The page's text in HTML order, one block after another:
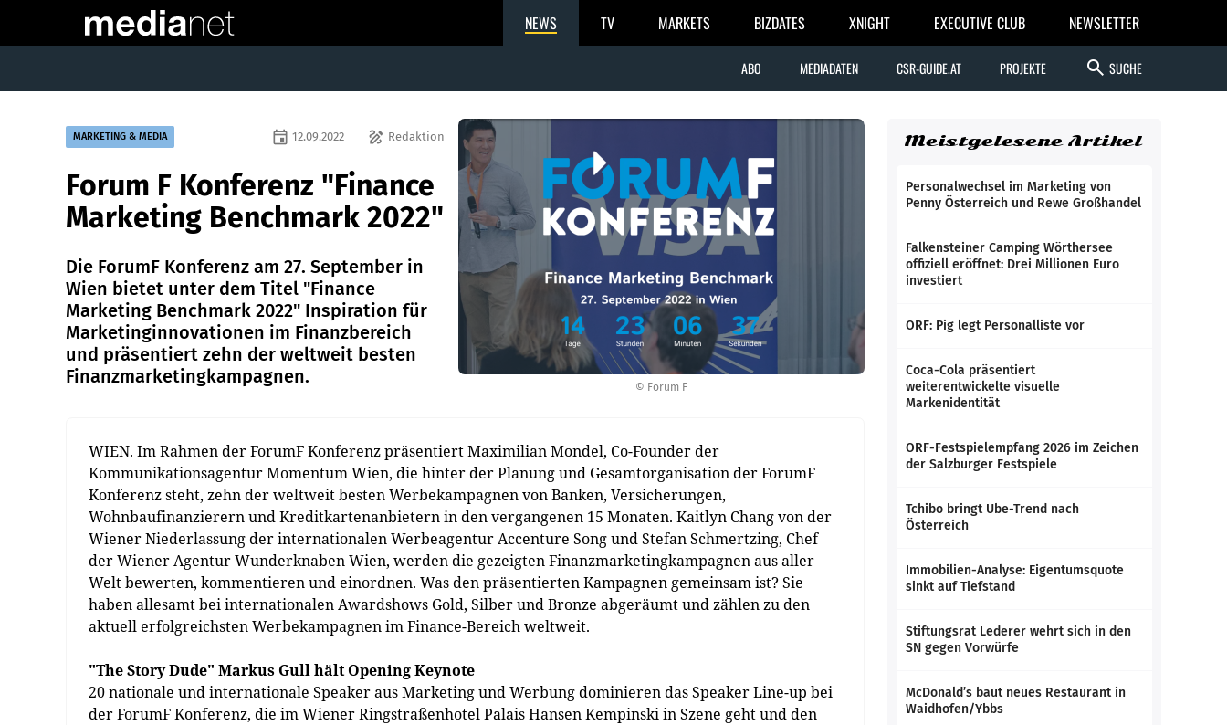
NEWS TV MARKETS BIZDATES XNIGHT EXECUTIVE CLUB NEWSLETTER
ABO MEDIADATEN CSR-GUIDE.AT PROJEKTE search SUCHE
© Forum F
MARKETING & MEDIA draw Redaktion
event 12.09.2022
Forum F Konferenz "Finance
Marketing Benchmark 2022"
Die ForumF Konferenz am 27. September in
Wien bietet unter dem Titel "Finance
Marketing Benchmark 2022" Inspiration für
Marketinginnovationen im Finanzbereich
und präsentiert zehn der weltweit besten
Finanzmarketingkampagnen.
WIEN. Im Rahmen der ForumF Konferenz präsentiert Maximilian Mondel, Co-Founder der
Kommunikationsagentur Momentum Wien, die hinter der Planung und Gesamtorganisation der ForumF
Konferenz steht, zehn der weltweit besten Werbekampagnen von Banken, Versicherungen,
Wohnbaufinanzierern und Kreditkartenanbietern in den vergangenen 15 Monaten. Kaitlyn Chang von der
Wiener Niederlassung der internationalen Werbeagentur Accenture Song und Stefan Schmertzing, Chef
der Wiener Agentur Wunderknaben Wien, werden die gezeigten Finanzmarketingkampagnen aus aller
Welt bewerten, kommentieren und einordnen. Was den präsentierten Kampagnen gemeinsam ist? Sie
haben allesamt bei internationalen Awardshows Gold, Silber und Bronze abgeräumt und zählen zu den
aktuell erfolgreichsten Werbekampagnen im Finance-Bereich weltweit.
"The Story Dude" Markus Gull hält Opening Keynote
20 nationale und internationale Speaker aus Marketing und Werbung dominieren das Speaker Line-up bei
der ForumF Konferenz, die im Wiener Ringstraßenhotel Palais Hansen Kempinski in Szene geht und den
Meistgelesene Artikel
Personalwechsel im Marketing von
Penny Österreich und Rewe Großhandel
Falkensteiner Camping Wörthersee
offiziell eröffnet: Drei Millionen Euro
investiert
ORF: Pig legt Personalliste vor
Coca-Cola präsentiert
weiterentwickelte visuelle
Markenidentität
ORF-Festspielempfang 2026 im Zeichen
der Salzburger Festspiele
Tchibo bringt Ube-Trend nach
Österreich
Immobilien-Analyse: Eigentumsquote
sinkt auf Tiefstand
Stiftungsrat Lederer wehrt sich in den
SN gegen Vorwürfe
McDonald’s baut neues Restaurant in
Waidhofen/Ybbs